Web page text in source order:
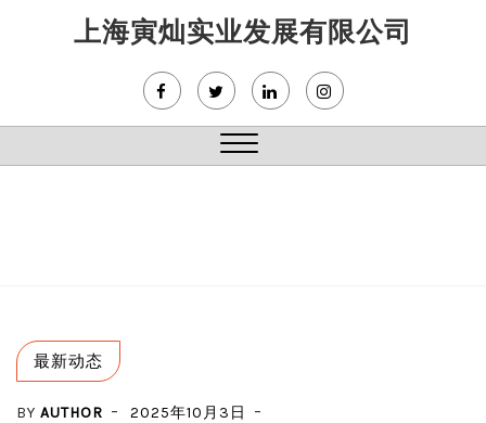
上海寅灿实业发展有限公司
Close
最新动态
BY AUTHOR 2025年10月3日